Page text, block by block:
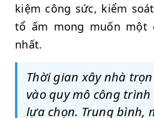
kiệm công sức, kiểm
tổ ấm mong muốn một
nhất.
Thời gian xây nhà
vào quy mô công
lựa chọn. Trung bình,